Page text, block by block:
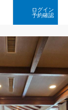
ログイン
予約確認